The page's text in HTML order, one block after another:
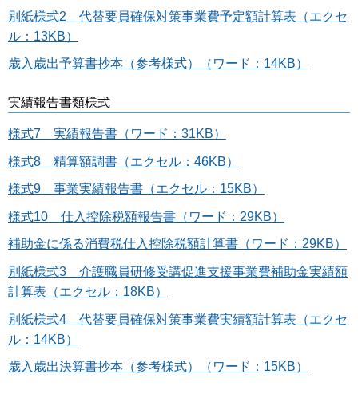
別紙様式2 代替要員確保対策事業費予定額計算表（エクセ
ル：13KB）
歳入歳出予算書抄本（参考様式）（ワード：14KB）
実績報告書類様式
様式7 実績報告書（ワード：31KB）
様式8 精算額調書（エクセル：46KB）
様式9 事業実績報告書（エクセル：15KB）
様式10 仕入控除税額報告書（ワード：29KB）
補助金に係る消費税仕入控除税額計算書（ワード：29KB）
別紙様式3 介護職員研修受講促進支援事業費補助金実績額
計算表（エクセル：18KB）
別紙様式4 代替要員確保対策事業費実績額計算表（エクセ
ル：14KB）
歳入歳出決算書抄本（参考様式）（ワード：15KB）